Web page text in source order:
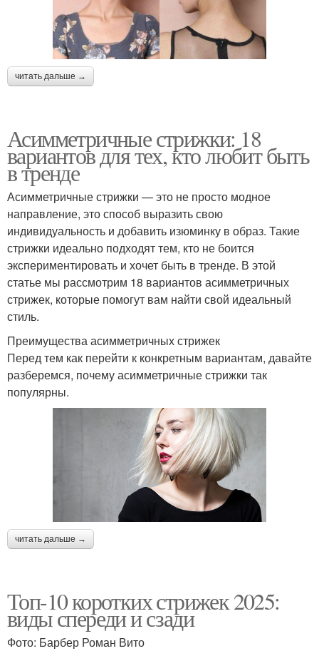
читать дальше →
Асимметричные стрижки: 18
вариантов для тех, кто любит быть
в тренде
Асимметричные стрижки — это не просто модное
направление, это способ выразить свою
индивидуальность и добавить изюминку в образ. Такие
стрижки идеально подходят тем, кто не боится
экспериментировать и хочет быть в тренде. В этой
статье мы рассмотрим 18 вариантов асимметричных
стрижек, которые помогут вам найти свой идеальный
стиль.
Преимущества асимметричных стрижек
Перед тем как перейти к конкретным вариантам, давайте
разберемся, почему асимметричные стрижки так
популярны.
читать дальше →
Топ-10 коротких стрижек 2025:
виды спереди и сзади
Фото: Барбер Роман Вито